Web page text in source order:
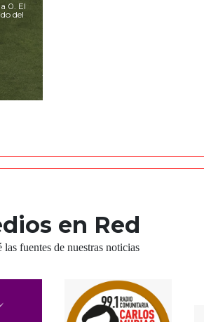
0. El
del
en Red
las fuentes de nuestras noticias